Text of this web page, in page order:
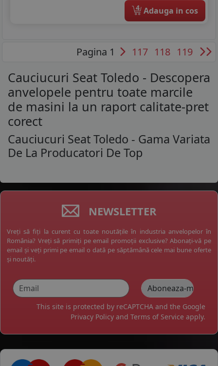
4 Adauga in cos
Pagina 1 117 118 119
Cauciucuri Seat Toledo - Descopera
anvelopele pentru toate marcile
de masini la un raport calitate-pret
corect
Cauciucuri Seat Toledo - Gama Variata
De La Producatori De Top
NEWSLETTER
Vreți să fiți la curent cu toate noutățile în industria anvelopelor în
România? Vreți să primiți pe email promoții exclusive? Abonați-vă pe
email și veți primi pe email o dată pe săptămână cele mai bune oferte
și noutăți.
This site is protected by reCAPTCHA and the Google
Privacy Policy and Terms of Service apply.